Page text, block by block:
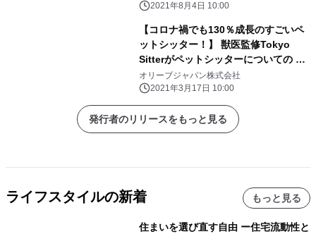
提供開始
2021年8月4日 10:00
【コロナ禍でも130％成長のすごいペ
ットシッター！】 獣医監修Tokyo
Sitterがペットシッターについての ア
ンケート調査で業界初の3冠を獲得！
オリーブジャパン株式会社
2021年3月17日 10:00
発行者のリリースをもっと見る
ライフスタイルの新着 もっと見る
住まいを選び直す自由 ー住宅流動性と